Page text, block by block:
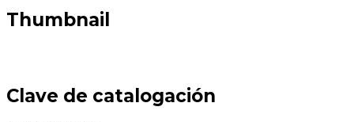
Thumbnail
Clave de catalogación